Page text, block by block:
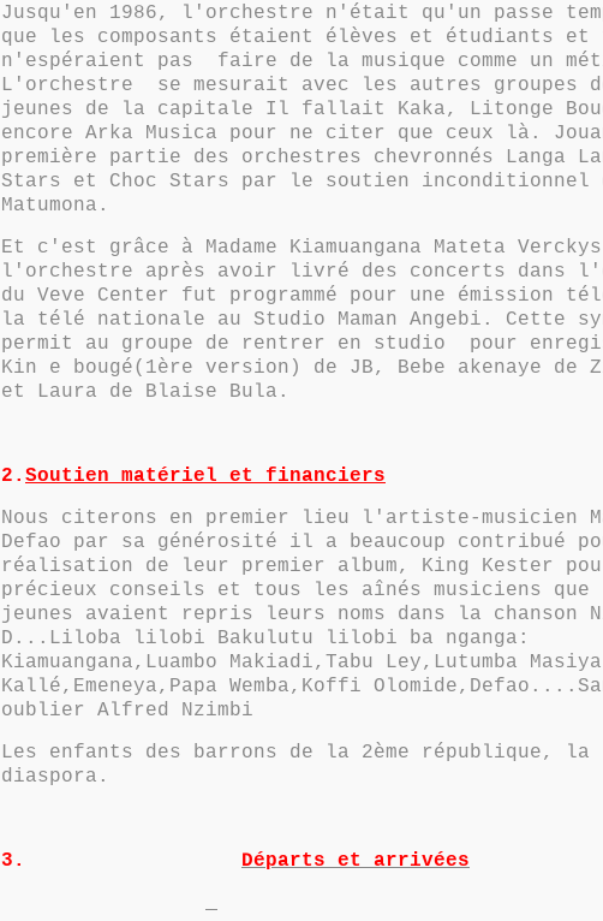
Jusqu'en 1986, l'orchestre n'était qu'un passe
que les composants étaient élèves et étudiants et
n'espéraient pas faire de la musique comme un
L'orchestre se mesurait avec les autres groupes
jeunes de la capitale Il fallait Kaka, Litonge
encore Arka Musica pour ne citer que ceux là.
première partie des orchestres chevronnés Langa
Stars et Choc Stars par le soutien inconditionnel
Matumona.
Et c'est grâce à Madame Kiamuangana Mateta
l'orchestre après avoir livré des concerts dans
du Veve Center fut programmé pour une émission
la télé nationale au Studio Maman Angebi. Cette
permit au groupe de rentrer en studio pour
Kin e bougé(1ère version) de JB, Bebe akenaye de
et Laura de Blaise Bula.
2. Soutien matériel et financiers
Nous citerons en premier lieu l'artiste-musicien
Defao par sa générosité il a beaucoup contribué
réalisation de leur premier album, King Kester
précieux conseils et tous les aînés musiciens que
jeunes avaient repris leurs noms dans la chanson
D...Liloba lilobi Bakulutu lilobi ba nganga:
Kiamuangana,Luambo Makiadi,Tabu Ley,Lutumba
Kallé,Emeneya,Papa Wemba,Koffi
oublier Alfred Nzimbi
Les enfants des barrons de la 2ème république, la
diaspora.
3. Départs et arrivées